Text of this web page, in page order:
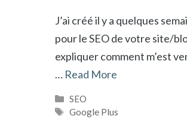
J’ai créé il y a quelques
pour le SEO de votre site/
expliquer comment m’est
… Read More
Catégories
SEO
Étiquettes
Google Plus